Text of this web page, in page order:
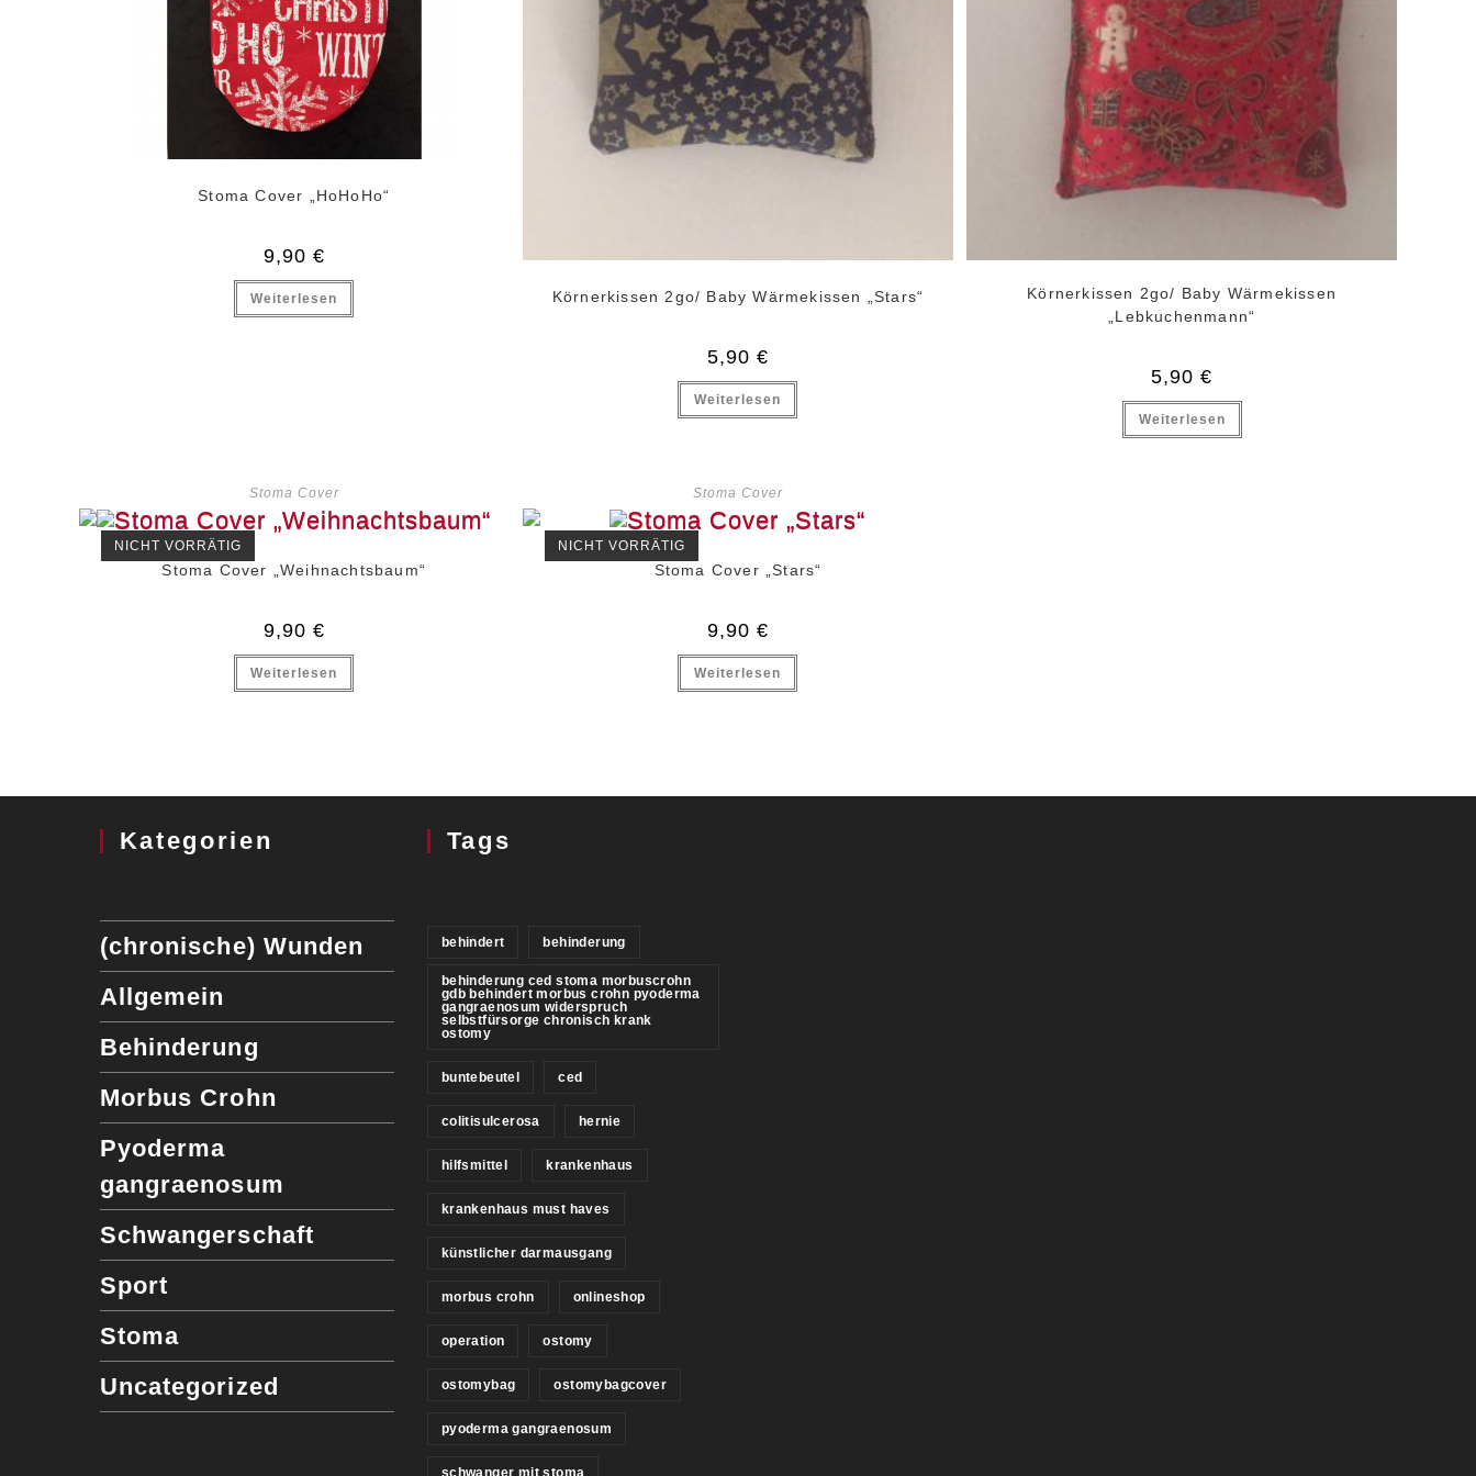
Stoma Cover „HoHoHo“
9,90 €
Weiterlesen Körnerkissen 2go/ Baby Wärmekissen „Stars“
5,90 €
Weiterlesen
Körnerkissen 2go/ Baby Wärmekissen
„Lebkuchenmann“
5,90€
Weiterlesen
Stoma Cover
NICHT VORRÄTIG
Stoma Cover „Weihnachtsbaum“
9,90 €
Weiterlesen
Stoma Cover
NICHT VORRÄTIG
Stoma Cover „Stars“
9,90 €
Weiterlesen
Kategorien
(chronische) Wunden
Allgemein
Behinderung
Morbus Crohn
Pyoderma
gangraenosum
Schwangerschaft
Sport
Stoma
Uncategorized
Tags
behindert behinderung
behinderung ced stoma morbuscrohn
gdb behindert morbus crohn pyoderma
gangraenosum widerspruch
selbstfürsorge chronisch krank
ostomy
buntebeutel ced
colitisulcerosa hernie
hilfsmittel krankenhaus
krankenhaus must haves
künstlicher darmausgang
morbus crohn onlineshop
operation ostomy
ostomybag ostomybagcover
pyoderma gangraenosum
schwanger mit stoma